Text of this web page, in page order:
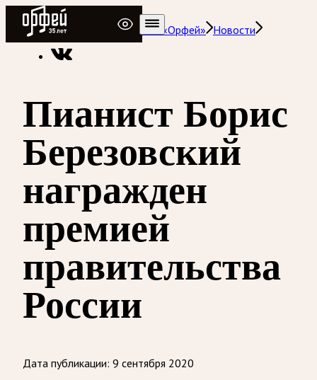
Радио Орфей
Радио классической музыки «Орфей» Новости
Пианист Борис
Березовский
награжден
премией
правительства
России
Дата публикации: 9 сентября 2020